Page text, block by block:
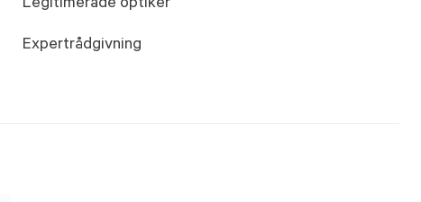
Legitimerade optiker
Expertrådgivning